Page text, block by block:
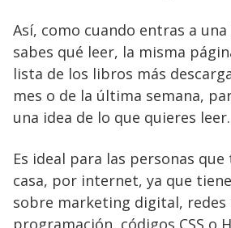
Así, como cuando entras a
sabes qué leer, la misma
lista de los libros más
mes o de la última semana,
una idea de lo que quieres leer.
Es ideal para las personas
casa, por internet, ya que
sobre marketing digital, redes